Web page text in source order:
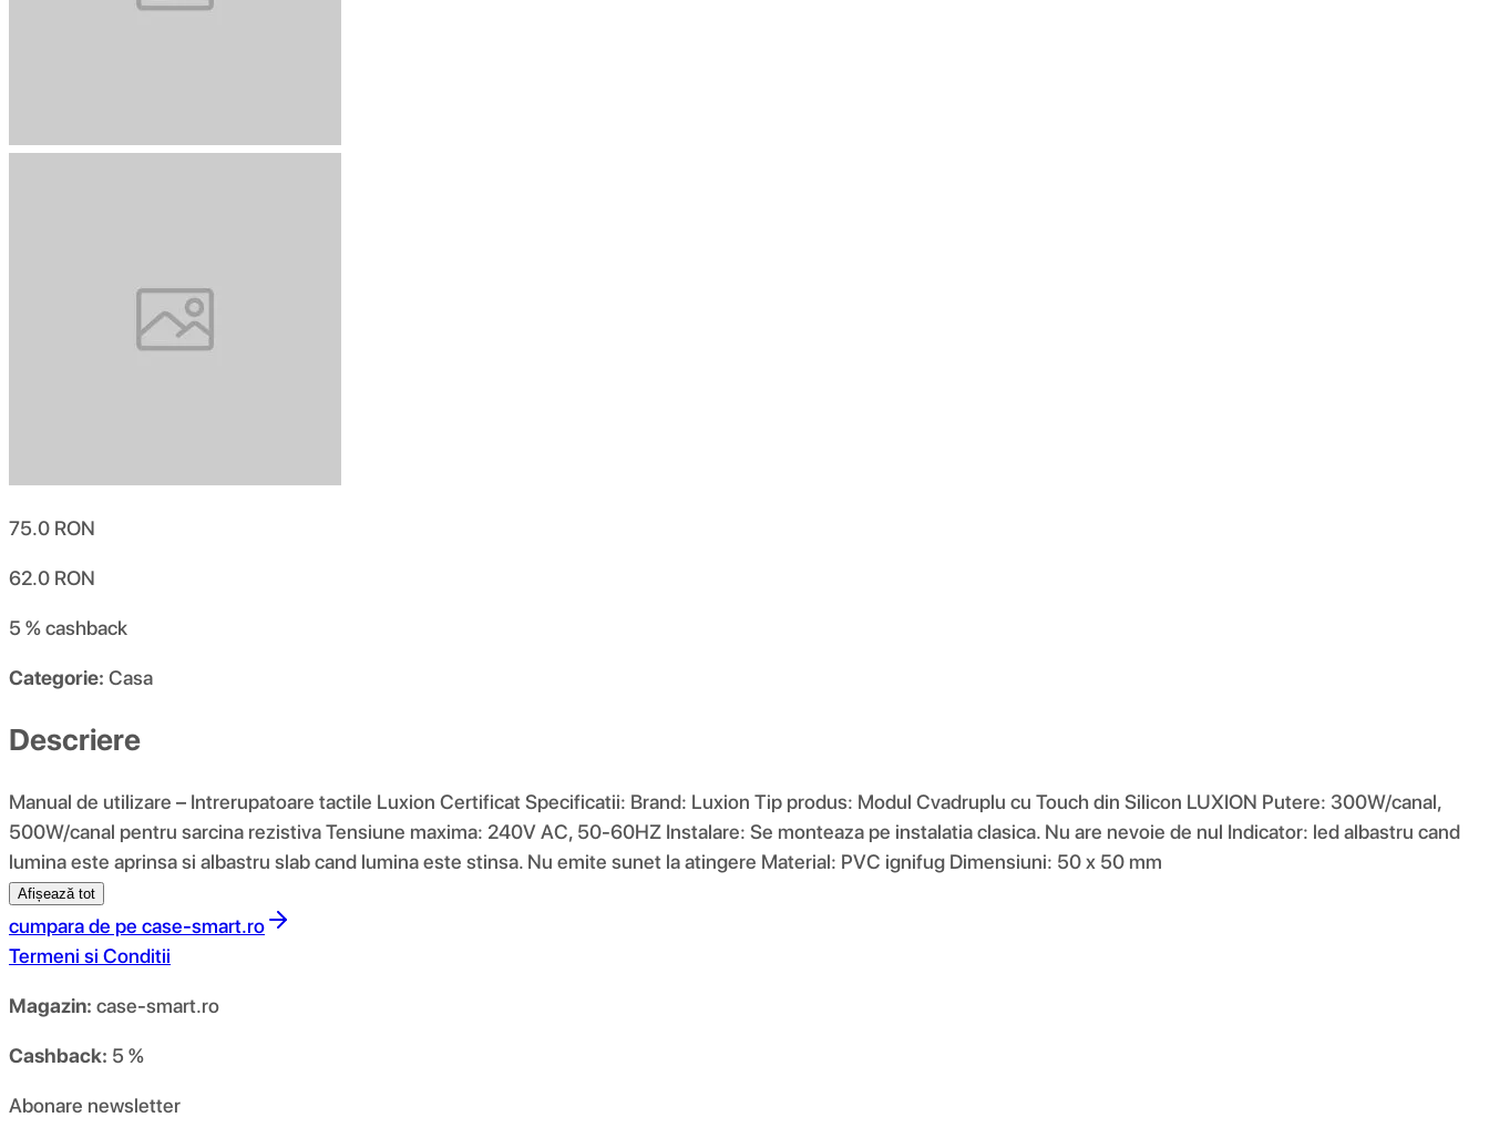
75.0 RON
62.0 RON
5 %cashback
Categorie: Casa
Descriere
Manual de utilizare – Intrerupatoare tactile Luxion Certificat Specificatii: Brand: Luxion Tip produs: Modul Cvadruplu cu Touch din Silicon LUXION Putere: 300W/canal,
500W/canal pentru sarcina rezistiva Tensiune maxima: 240V AC, 50-60HZ Instalare: Se monteaza pe instalatia clasica. Nu are nevoie de nul Indicator: led albastru cand
lumina este aprinsa si albastru slab cand lumina este stinsa. Nu emite sunet la atingere Material: PVC ignifug Dimensiuni: 50 x 50 mm
Afișează tot
cumpara de pe case-smart.ro
Termeni si Conditii
Magazin: case-smart.ro
Cashback: 5 %
Abonare newsletter